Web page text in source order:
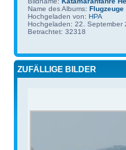
Name des Albums: Flugzeuge
Hochgeladen von: HPA
Hochgeladen: 22. September
Betrachtet: 32318
ZUFÄLLIGE BILDER